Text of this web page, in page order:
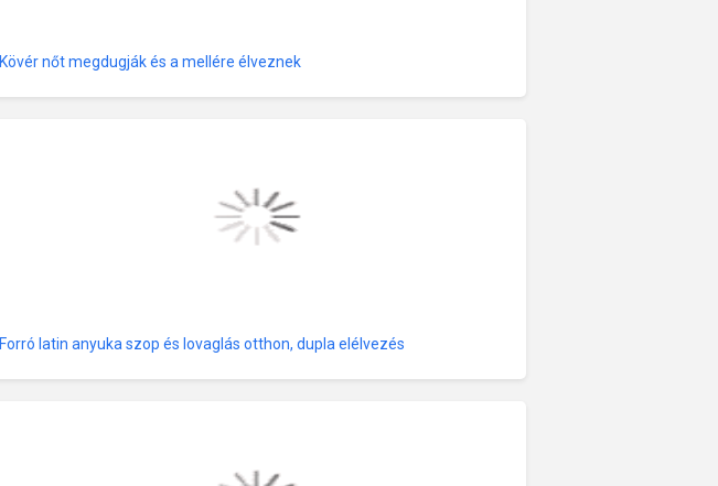
Kövér nőt megdugják és a mellére élveznek
Forró latin anyuka szop és lovaglás otthon, dupla elélvezés